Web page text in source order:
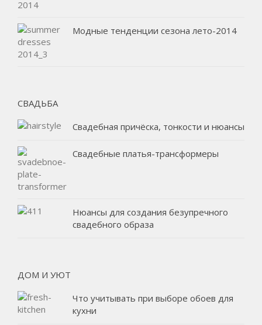
Модные тенденции сезона лето-2014
СВАДЬБА
Свадебная причёска, тонкости и нюансы
Свадебные платья-трансформеры
Нюансы для создания безупречного
свадебного образа
ДОМ И УЮТ
Что учитывать при выборе обоев для
кухни